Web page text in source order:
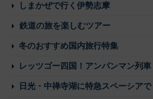
しまかぜで行く伊勢志摩
鉄道の旅を楽しむツアー
冬のおすすめ国内旅行特集
レッツゴー四国！アンパンマン列車
日光・中禅寺湖に特急スペーシアで